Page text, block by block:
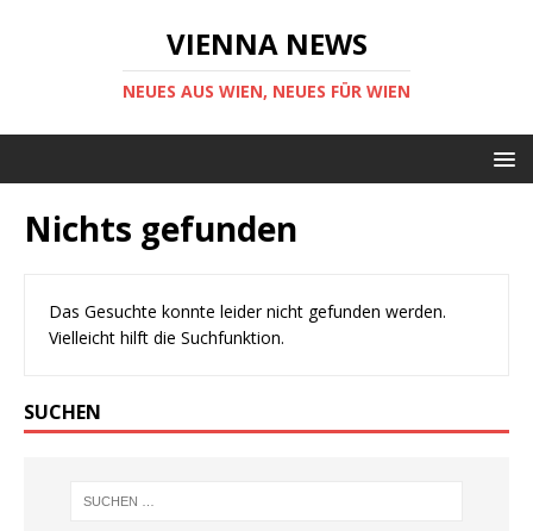
VIENNA NEWS
NEUES AUS WIEN, NEUES FÜR WIEN
Nichts gefunden
Das Gesuchte konnte leider nicht gefunden werden.
Vielleicht hilft die Suchfunktion.
SUCHEN